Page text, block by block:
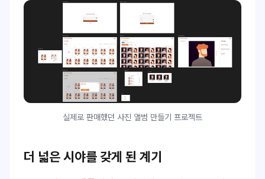
실제로 판매했던 사진 앨범 만들기 프로젝트
더 넓은 시야를 갖게 된 계기